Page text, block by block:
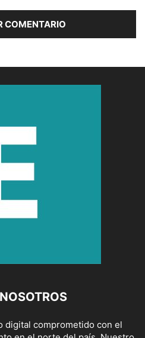
digital comprometido con el